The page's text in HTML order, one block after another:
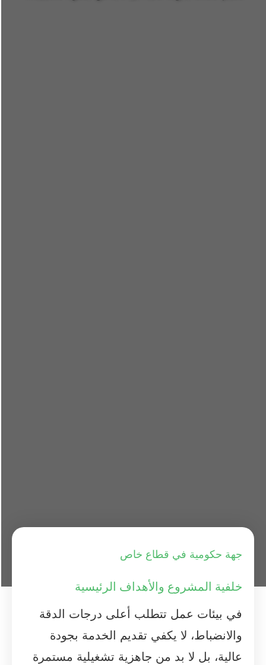
جهة حكومية في قطاع خاص
خلفية المشروع والأهداف الرئيسية
في بيئات عمل تتطلب أعلى درجات الدقة
والانضباط، لا يكفي تقديم الخدمة بجودة
عالية، بل لا بد من جاهزية تشغيلية مستمرة